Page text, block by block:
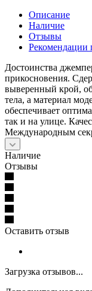
Описание
Наличие
Отзывы
Рекомендации
Достоинства
прикосновения.
выверенный крой,
тела, а материал
обеспечивает
так и на улице.
Международным
Наличие
Отзывы
Оставить отзыв
Загрузка отзывов...